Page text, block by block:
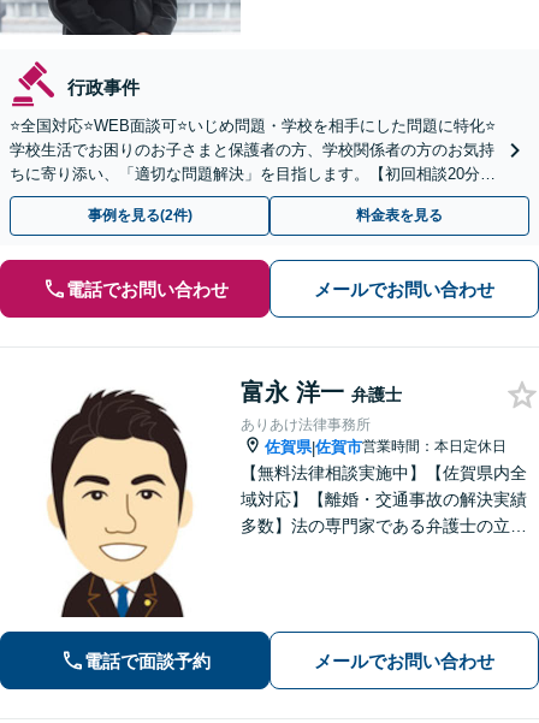
行政事件
⭐️全国対応⭐️WEB面談可⭐️いじめ問題・学校を相手にした問題に特化⭐️
学校生活でお困りのお子さまと保護者の方、学校関係者の方のお気持
ちに寄り添い、「適切な問題解決」を目指します。【初回相談20分無
料】
事例を見る(2件) 料金表を見る
電話でお問い合わせ メールでお問い合わせ
富永 洋一 弁護士
ありあけ法律事務所
佐賀県|佐賀市営業時間：本日定休日
【無料法律相談実施中】【佐賀県内全
域対応】【離婚・交通事故の解決実績
多数】法の専門家である弁護士の立場
電話で面談予約 メールでお問い合わせ